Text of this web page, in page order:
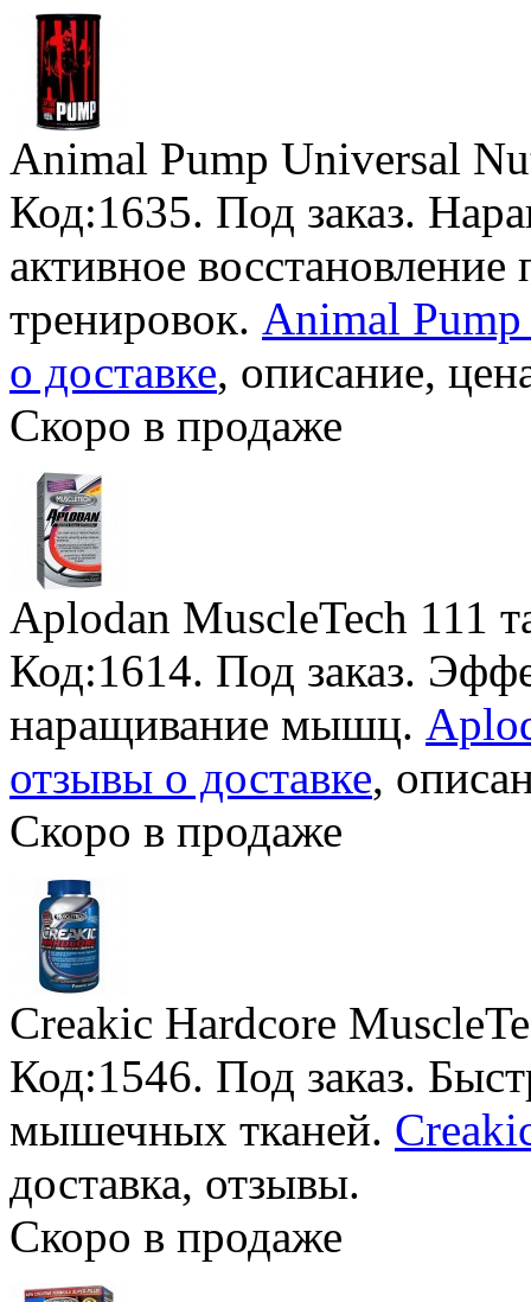
Animal Pump Universal
Код:1635. Под заказ.
активное
тренировок. Animal
о доставке, описание,
Скоро в продаже
Aplodan MuscleTech 111
Код:1614. Под заказ.
наращивание мышц.
отзывы о доставке,
Скоро в продаже
Creakic Hardcore
Код:1546. Под заказ.
мышечных тканей.
доставка, отзывы.
Скоро в продаже